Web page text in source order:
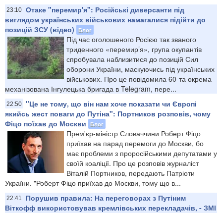
23:10 Отаке "перемир'я": Російські диверсанти під
виглядом українських військових намагалися підійти до
позицій ЗСУ (відео)
Блог
Під час оголошеного Росією так званого
триденного «перемир’я», група окупантів
спробувала наблизитися до позицій Сил
оборони України, маскуючись під українських
військових. Про це повідомила 60-та окрема
механізована Інгулецька бригада в Telegram, пере...
22:50 "Це не тому, що він нам хоче показати чи Європі
якийсь жест поваги до Путіна": Портников розповів, чому
Фіцо поїхав до Москви
Блог
Прем'єр-міністр Словаччини Роберт Фіцо
приїхав на парад перемоги до Москви, бо
має проблеми з проросійськими депутатами у
своїй коаліції. Про це розповів журналіст
Віталій Портников, передають Патріоти
України. "Роберт Фіцо приїхав до Москви, тому що в...
22:41
Порушив правила: На переговорах з Путіним
Віткофф використовував кремлівських перекладачів, - ЗМІ